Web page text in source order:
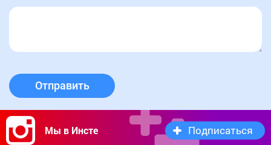
Отправить
Мы в Инсте Подписаться